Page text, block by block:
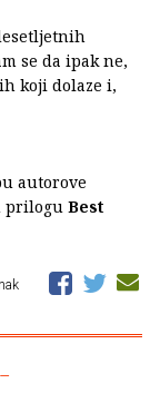
se da ipak ne,
koji dolaze i,
autorove
prilogu Best